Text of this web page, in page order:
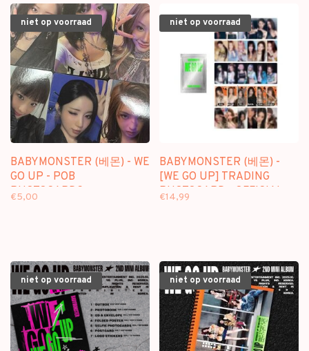
niet op voorraad
BABYMONSTER (베몬) - WE
GO UP - POB
PHOTOCARDS
€5,00
niet op voorraad
BABYMONSTER (베몬) -
[WE GO UP] TRADING
PHOTOCARD - OFFICIAL
€14,99
niet op voorraad niet op voorraad